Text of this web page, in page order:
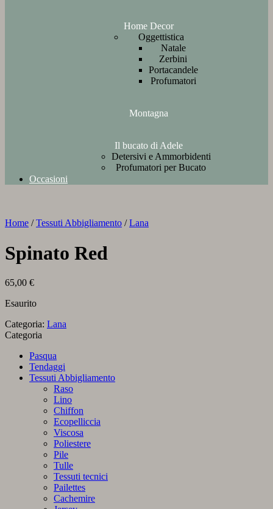
Home Decor
Oggettistica
Natale
Zerbini
Portacandele
Profumatori
Montagna
Il bucato di Adele
Detersivi e Ammorbidenti
Profumatori per Bucato
Occasioni
Home / Tessuti Abbigliamento / Lana
Spinato Red
65,00 €
Esaurito
Categoria: Lana
Categoria
Pasqua
Tendaggi
Tessuti Abbigliamento
Raso
Lino
Chiffon
Ecopelliccia
Viscosa
Poliestere
Pile
Tulle
Tessuti tecnici
Pailettes
Cachemire